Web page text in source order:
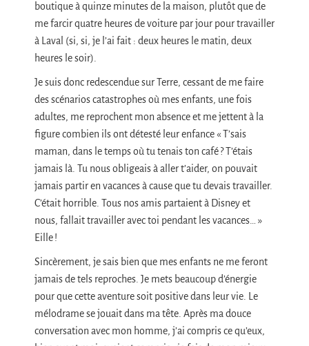
boutique à quinze minutes de la maison, plutôt que de
me farcir quatre heures de voiture par jour pour travailler
à Laval (si, si, je l’ai fait : deux heures le matin, deux
heures le soir).
Je suis donc redescendue sur Terre, cessant de me faire
des scénarios catastrophes où mes enfants, une fois
adultes, me reprochent mon absence et me jettent à la
figure combien ils ont détesté leur enfance « T’sais
maman, dans le temps où tu tenais ton café ? T’étais
jamais là. Tu nous obligeais à aller t’aider, on pouvait
jamais partir en vacances à cause que tu devais travailler.
C’était horrible. Tous nos amis partaient à Disney et
nous, fallait travailler avec toi pendant les vacances… »
Eille !
Sincèrement, je sais bien que mes enfants ne me feront
jamais de tels reproches. Je mets beaucoup d’énergie
pour que cette aventure soit positive dans leur vie. Le
mélodrame se jouait dans ma tête. Après ma douce
conversation avec mon homme, j’ai compris ce qu’eux,